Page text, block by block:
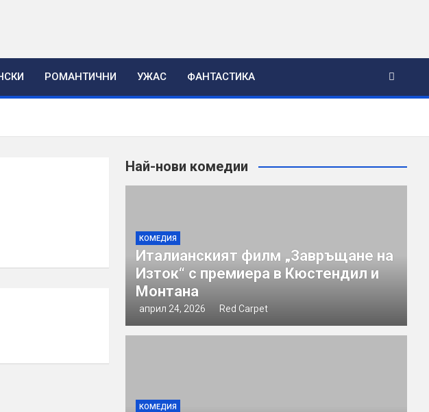
РОМАНТИЧНИ УЖАС ФАНТАСТИКА
Най-нови комедии
КОМЕДИЯ
Италианският филм „Завръщане на
Изток“ с премиера в Кюстендил и
Монтана
април 24, 2026 Red Carpet
КОМЕДИЯ